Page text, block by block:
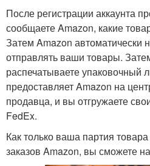
После регистрации аккаунта
сообщаете Amazon, какие
Затем Amazon автоматически
отправлять ваши товары.
распечатываете упаковочный
предоставляет Amazon на
продавца, и вы отгружаете
FedEx.
Как только ваша партия
заказов Amazon, вы сможете